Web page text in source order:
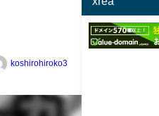
koshirohiroko3